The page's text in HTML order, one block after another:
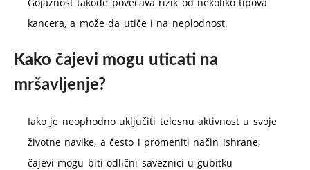
kancera, a može da utiče i na neplodnost.
Kako čajevi mogu uticati na
mršavljenje?
Iako je neophodno uključiti telesnu aktivnost u svoje
životne navike, a često i promeniti način ishrane,
čajevi mogu biti odlični saveznici u gubitku